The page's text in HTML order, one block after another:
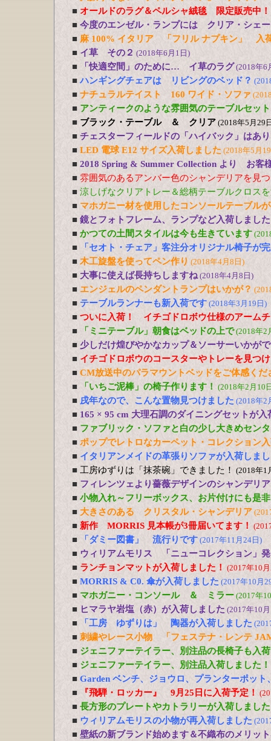
■ オールドのラグ＆ペルシャ絨毯 限定販売中！
■ 今度のエンゼル・ランプには クリア・シェ
■ 麻 100% イタリア 「フリル ナプキン」 入
■ イ草 その２ (2018年6月1日)
■ 「快適空間」のために… イ草のラグ (2018年6
■ ハンギングチェアは リビングのベッド？
■ ナチュラルテイスト 160 ワイド・ソファ
■ アンティークのような雰囲気のテーブルセット
■ ブラック・テーブル ＆ クリア (2018年5月29
■ チェスターフィールドの「ハイバック」はあ
■ LED 電球 E12 サイズ入荷しました (2018年5月
■ 2018 Spring & Summer Collection より お客
■ 雰囲気のあるアンバー色のシャンデリアを見
■ 涼しげなクリアトレー＆総柄テーブルクロス
■ マホガニー材を使用したコンソールテーブル
■ 鏡とフォトフレーム、ランプなど入荷しました
■ かつての土間スタイルは今も生きています
■
「セオト・チェア」客注分オリジナル椅子が
■ 木工旋盤を使ってペン作り (2018年4月8日)
■ 大事に使えば長持ちしますね(2018年4月8日)
■ エンジェルのペンダントランプはいかが？
■ テーブルランナーも新入荷です (2018年3月19日)
■ ついに入荷！ イチゴドロボウ仕様のアーム
■
「ミニテーブル」朝食はベッドの上で(2018年2
■ 少しだけ煌びやかなカップ＆ソーサーいかが
■ イチゴドロボウのコースターやトレーを見つ
■ CM放送中のパラマウントベッドをご体感くだ
■
「いちご泥棒」の椅子作ります！ (2018年2月10
■ 戌年なので、こんな置物見つけました (2018年2
■ 165 × 95 cm 大理石調のダイニングセットが入
■ ファブリック・ソファと白の少し大きめセン
■ ポップでレトロなカーペット・コレクション
■ イタリアンメイドの革張りソファが入荷しま
■ 工房ゆずりは「抹茶碗」できました！ (2018年1
■ フィレンツェより薔薇デザインのシャンデリア
■ 小物入れ～フリーボックス、お片付けにも是
■ 大きさのある クリスタル・シャンデリア
■ 新作 MORRIS 見本帳が3冊届いてます！
■ 「ダミー図書」 流行りです (2017年11月24日)
■ ウィリアムモリス 「ニューコレクション」
■ ランチョンマットが入荷しました！ (2017年10
■ MORRIS & C0. 傘が入荷しました (2017年10月
■ マホガニー・コンソール ＆ ミラー (2017年
■ ヒマラヤ岩塩（赤）が入荷しました (2017年10
■ 「工房 ゆずりは」 陶器が入荷しました
■ 刺繍やレース小物 「フェステナ・レンテ
■ ジェニファーテイラー、別注品の長椅子も入
■ ジェニファーテイラー、別注品入荷しました！
■ Garden ベンチ、ジョウロ、プランターポット
■
『飛騨・ロッカー』 9月25日に入荷予定！
■ 長方形のプレートやカトラリーが入荷しました
■ ウィリアムモリスの小物が再入荷しました
■ 壁紙の新ブランド始めます＆不織布のメリッ